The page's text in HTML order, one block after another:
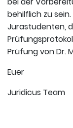
behilflich zu
Jurastudenten,
Prüfung von Dr.
Euer
Juridicus Team